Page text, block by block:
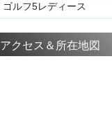
ゴルフ5レディース
アクセス＆所在地図